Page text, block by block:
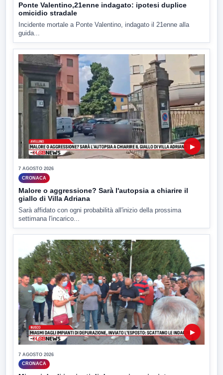
Ponte Valentino,21enne indagato: ipotesi duplice
omicidio stradale
Incidente mortale a Ponte Valentino, indagato il 21enne alla
guida...
▶
7 AGOSTO 2026
CRONACA
Malore o aggressione? Sarà l'autopsia a chiarire il
giallo di Villa Adriana
Sarà affidato con ogni probabilità all'inizio della prossima
settimana l'incarico...
▶
7 AGOSTO 2026
CRONACA